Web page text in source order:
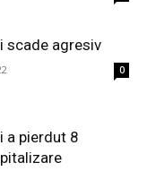
scade agresiv
0
a pierdut 8